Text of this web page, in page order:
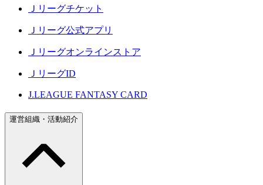
Ｊリーグチケット
Ｊリーグ公式アプリ
Ｊリーグオンラインストア
ＪリーグID
J.LEAGUE FANTASY CARD
運営組織・活動紹介